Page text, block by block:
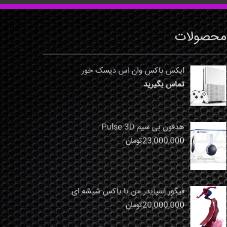
محصولات
ایکس باکس وان اس دیسک خور
تماس بگیرید
هدفون بی سیم Pulse 3D
23,000,000تومان
فیگور اسپایدر من با باکس شیشه ای
20,000,000تومان